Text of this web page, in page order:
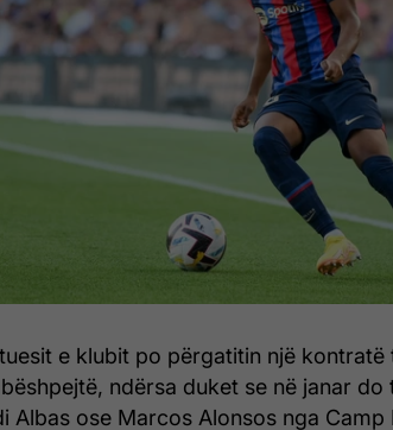
e klubit po përgatitin një kontratë
ndërsa duket se në janar
Albas ose Marcos Alonsos nga